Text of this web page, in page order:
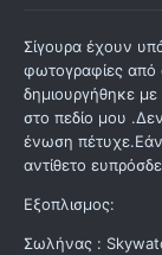
Σίγουρα έχουν
φωτογραφίες από
δημιουργήθηκε
στο πεδίο μου
ένωση πέτυχε.Εάν
αντίθετο
Εξοπλισμος:
Σωλήνας :